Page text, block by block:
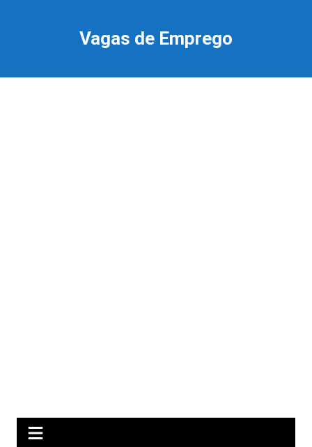
Vagas de Emprego